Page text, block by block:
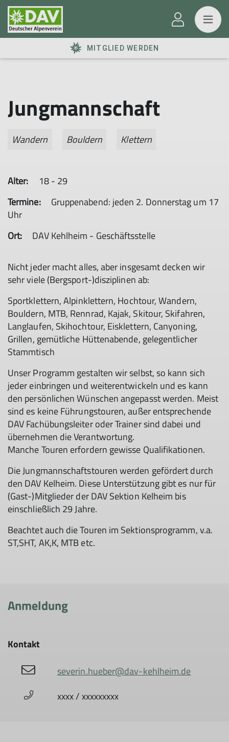
MITGLIED WERDEN
Jungmannschaft
Wandern Bouldern Klettern
Alter:
18 - 29
Termine:
Gruppenabend: jeden 2. Donnerstag um 17
Uhr
Ort:
DAV Kehlheim - Geschäftsstelle
Nicht jeder macht alles, aber insgesamt decken wir
sehr viele (Bergsport-)disziplinen ab:
Sportklettern, Alpinklettern, Hochtour, Wandern,
Bouldern, MTB, Rennrad, Kajak, Skitour, Skifahren,
Langlaufen, Skihochtour, Eisklettern, Canyoning,
Grillen, gemütliche Hüttenabende, gelegentlicher
Stammtisch
Unser Programm gestalten wir selbst, so kann sich
jeder einbringen und weiterentwickeln und es kann
den persönlichen Wünschen angepasst werden. Meist
sind es keine Führungstouren, außer entsprechende
DAV Fachübungsleiter oder Trainer sind dabei und
übernehmen die Verantwortung.
Manche Touren erfordern gewisse Qualifikationen.
Die Jungmannschaftstouren werden gefördert durch
den DAV Kelheim. Diese Unterstützung gibt es nur für
(Gast-)Mitglieder der DAV Sektion Kelheim bis
einschließlich 29 Jahre.
Beachtet auch die Touren im Sektionsprogramm, v.a.
ST,SHT, AK,K, MTB etc.
Anmeldung
Kontakt
severin.hueber@dav-kehlheim.de
xxxx / xxxxxxxxx